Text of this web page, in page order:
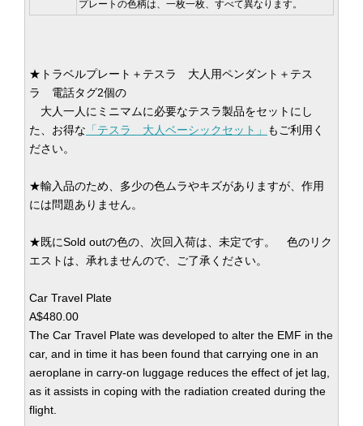
プレートの色柄は、一枚一枚、すべて異なります。
★トラベルプレート＋テスラ 大人用ペンダント＋テス
ラ 電話タグ2個の
大人一人にミニマムに必要なテスラ製品をセットにし
た、お得な 「テスラ 大人ベーシックセット」
もご利用く
ださい。
★輸入品のため、多少の色ムラやキズがありますが、作用
には問題ありません。
★既にSold outの色の、次回入荷は、未定です。 色のリク
エストは、承れませんので、ご了承ください。
Car Travel Plate
A$480.00
The Car Travel Plate was developed to alter the EMF in the
car, and in time it has been found that carrying one in an
aeroplane in carry-on luggage reduces the effect of jet lag,
as it assists in coping with the radiation created during the
flight.